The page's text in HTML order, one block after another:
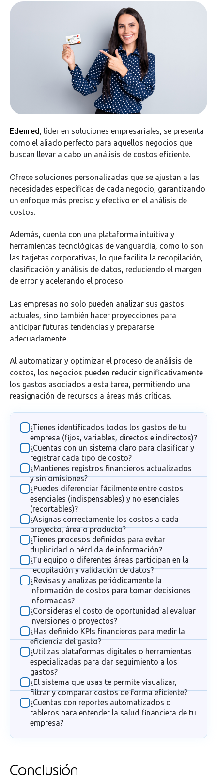
Edenred , líder en soluciones empresariales, se presenta
como el aliado perfecto para aquellos negocios que
buscan llevar a cabo un análisis de costos eficiente.
Ofrece soluciones personalizadas que se ajustan a las
necesidades específicas de cada negocio, garantizando
un enfoque más preciso y efectivo en el análisis de
costos.
Además, cuenta con una plataforma intuitiva y
herramientas tecnológicas de vanguardia, como lo son
las tarjetas corporativas, lo que facilita la recopilación,
clasificación y análisis de datos, reduciendo el margen
de error y acelerando el proceso.
Las empresas no solo pueden analizar sus gastos
actuales, sino también hacer proyecciones para
anticipar futuras tendencias y prepararse
adecuadamente.
Al automatizar y optimizar el proceso de análisis de
costos, los negocios pueden reducir significativamente
los gastos asociados a esta tarea, permitiendo una
reasignación de recursos a áreas más críticas.
¿Tienes identificados todos los gastos de tu
empresa (fijos, variables, directos e indirectos)?
¿Cuentas con un sistema claro para clasificar y
registrar cada tipo de costo?
¿Mantienes registros financieros actualizados
y sin omisiones?
¿Puedes diferenciar fácilmente entre costos
esenciales (indispensables) y no esenciales
(recortables)?
¿Asignas correctamente los costos a cada
proyecto, área o producto?
¿Tienes procesos definidos para evitar
duplicidad o pérdida de información?
¿Tu equipo o diferentes áreas participan en la
recopilación y validación de datos?
¿Revisas y analizas periódicamente la
información de costos para tomar decisiones
informadas?
¿Consideras el costo de oportunidad al evaluar
inversiones o proyectos?
¿Has definido KPIs financieros para medir la
eficiencia del gasto?
¿Utilizas plataformas digitales o herramientas
especializadas para dar seguimiento a los
gastos?
¿El sistema que usas te permite visualizar,
filtrar y comparar costos de forma eficiente?
¿Cuentas con reportes automatizados o
tableros para entender la salud financiera de tu
empresa?
Conclusión